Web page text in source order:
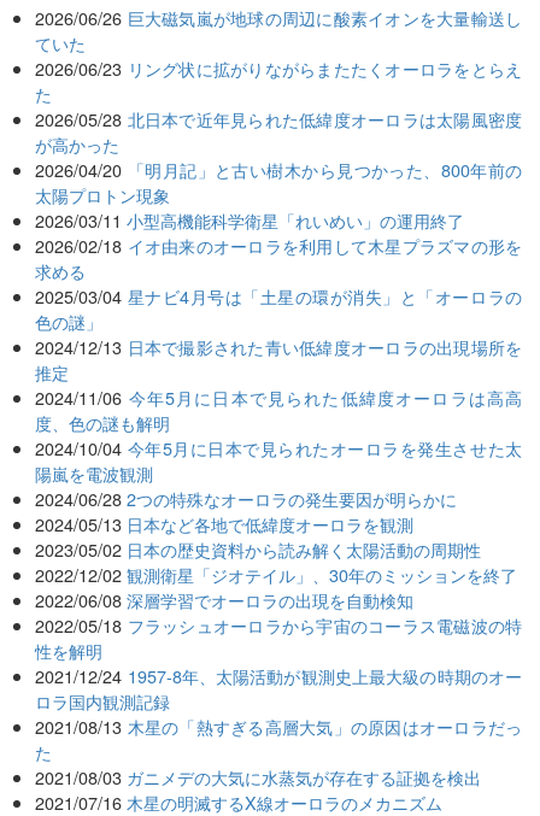
2026/06/26 巨大磁気嵐が地球の周辺に酸素イオンを大量輸送し
ていた
2026/06/23 リング状に拡がりながらまたたくオーロラをとらえ
た
2026/05/28 北日本で近年見られた低緯度オーロラは太陽風密度
が高かった
2026/04/20
「明月記」と古い樹木から見つかった、800年前の
太陽プロトン現象
2026/03/11 小型高機能科学衛星「れいめい」の運用終了
2026/02/18 イオ由来のオーロラを利用して木星プラズマの形を
求める
2025/03/04 星ナビ4月号は「土星の環が消失」と「オーロラの
色の謎」
2024/12/13 日本で撮影された青い低緯度オーロラの出現場所を
推定
2024/11/06 今年5月に日本で見られた低緯度オーロラは高高
度、色の謎も解明
2024/10/04 今年5月に日本で見られたオーロラを発生させた太
陽嵐を電波観測
2024/06/28 2つの特殊なオーロラの発生要因が明らかに
2024/05/13 日本など各地で低緯度オーロラを観測
2023/05/02 日本の歴史資料から読み解く太陽活動の周期性
2022/12/02 観測衛星「ジオテイル」、30年のミッションを終了
2022/06/08 深層学習でオーロラの出現を自動検知
2022/05/18 フラッシュオーロラから宇宙のコーラス電磁波の特
性を解明
2021/12/24 1957-8年、太陽活動が観測史上最大級の時期のオー
ロラ国内観測記録
2021/08/13 木星の「熱すぎる高層大気」の原因はオーロラだっ
た
2021/08/03 ガニメデの大気に水蒸気が存在する証拠を検出
2021/07/16 木星の明滅するX線オーロラのメカニズム